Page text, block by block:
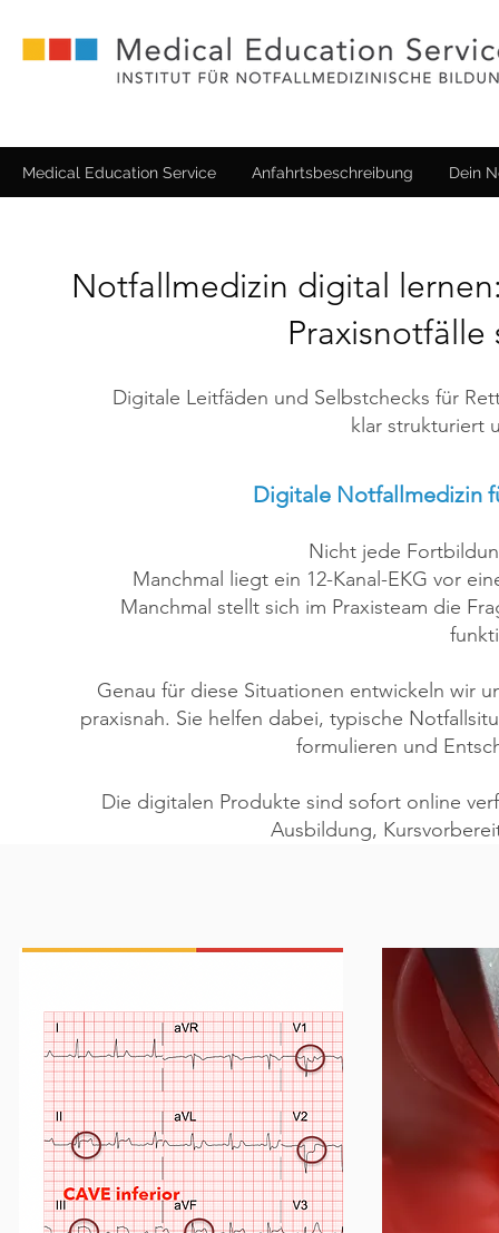
Medical Education Service Anfahrtsbeschreibung Dein
​Notfallmedizin digital
Digitale Leitfäden und Selbstchecks für
klar strukturiert
Digitale Notfallmedizin
Nicht jede
Manchmal liegt ein 12-Kanal-EKG vor
Manchmal stellt sich im Praxisteam die
Genau für diese Situationen entwickeln wir
praxisnah. Sie helfen dabei, typische
formulieren und
Die digitalen Produkte sind sofort online
Ausbildung,